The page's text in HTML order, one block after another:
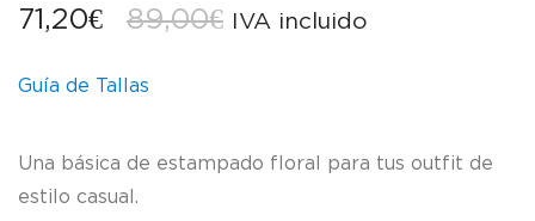
89,00€ El
era:
71,20€
El
es:
IVA incluido
Guía de Tallas
Una básica de estampado floral para tus outfit de
estilo casual.